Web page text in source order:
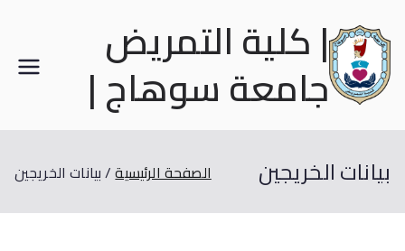
| كلية التمريض
جامعة سوهاج |
بيانات الخريجين الصفحة الرئيسية بيانات الخريجين